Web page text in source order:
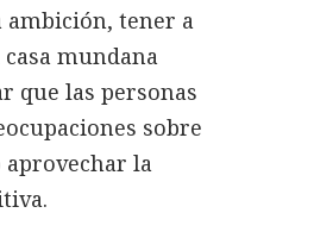
ambición, tener a
mundana
que las personas
sobre
aprovechar la